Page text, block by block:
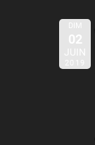
DIM
02
JUIN
2019